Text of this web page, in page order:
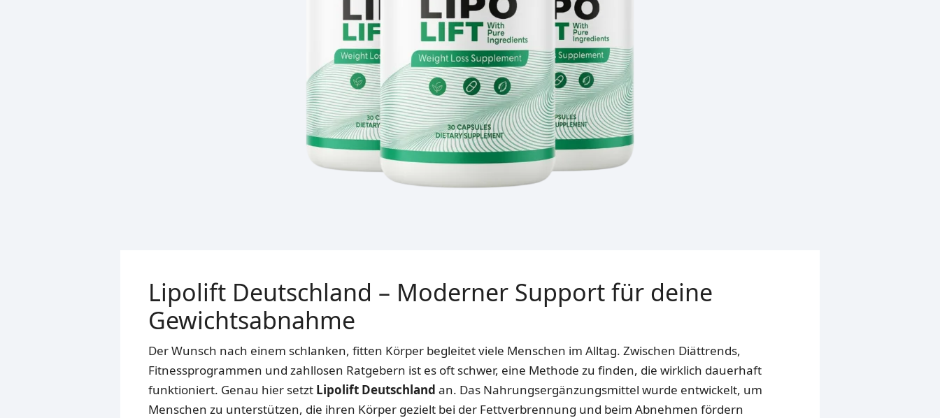
Lipolift Deutschland – Moderner Support für deine
Gewichtsabnahme
Der Wunsch nach einem schlanken, fitten Körper begleitet viele Menschen im Alltag. Zwischen Diättrends,
Fitnessprogrammen und zahllosen Ratgebern ist es oft schwer, eine Methode zu finden, die wirklich dauerhaft
funktioniert. Genau hier setzt Lipolift Deutschland an. Das Nahrungsergänzungsmittel wurde entwickelt, um
Menschen zu unterstützen, die ihren Körper gezielt bei der Fettverbrennung und beim Abnehmen fördern